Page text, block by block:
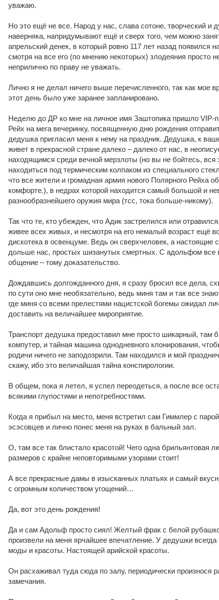
уважаю.
Но это ещё не все. Народ у нас, слава сотоне, творческий и
наверняка, напридумывают ещё и сверх того, чем можно
апрельский денек, в который ровно 117 лет назад появился
смотря на все его (по мнению некоторых) злодеяния просто
неприлично по праву не уважать.
Лично я не делал ничего выше перечисленного, так как мое
этот день было уже заранее запланировано.
Неделю до ДР ко мне на личное имя Заштопика пришло VIP-
Рейх на мега вечеринку, посвященную дню рождения
дедушка пригласил меня к нему на праздник. Дедушка, к
живет в прекрасной стране далеко – далеко от нас, в
находящимся среди вечной мерзлоты (но вы не бойтесь, вся
находиться под термическим колпаком из специального
что все жители и громадная армия нового Полярного Рейха
комфорте.), в недрах которой находится самый большой и
разнообразнейшего оружия мира (тсс, тока больше-никому).
Так что те, кто убежден, что Адик застрелился или
живее всех живых, и несмотря на его немалый возраст ещё
дискотека в освенцуме. Ведь он сверхчеловек, а настоящие
дольше нас, простых шизанутых смертных. С адольфом все
общение – тому доказательство.
Дождавшись долгожданного дня, я сразу бросил все дела,
по сути оно мне необязательно, ведь миня там и так все
где миня со всеми прелестями нацистской богемы ожидал
доставить на величайшее мироприятие.
Транспорт дедушка предоставил мне просто шикарный, там
компутер, и тайная машина однодневного клонирования,
родичи ничего не заподозрили. Там находился и мой
скажу, ибо это величайшая тайна конспирологии.
В общем, пока я летел, я успел переодеться, а после все
всякими глупостями и непотребностями.
Когда я прибыл на место, меня встретил сам Гиммлер с
эсэсовцев и лично понес меня на руках в бальный зал.
О, там все так блистало красотой! Чего одна брильянтовая
размеров с крайне неповторимыми узорами стоит!
А все прекрасные дамы в изысканных платьях и самый
с огромным количеством угощений…
Да, вот это день рождения!
Да и сам Адольф просто сиял! Желтый фрак с белой
произвели на меня ярчайшее впечатление. У дедушки
моды и красоты. Настоящей арийской красоты.
Он расхаживал туда сюда по залу, периодически произнося
замечания.